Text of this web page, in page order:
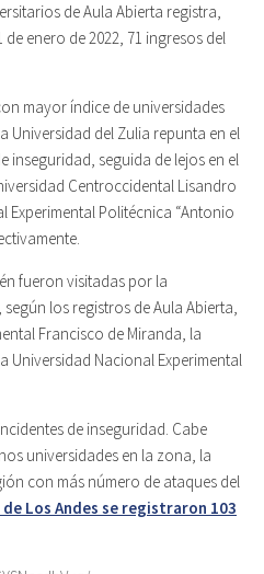
de Aula Abierta registra,
enero de 2022, 71 ingresos del
mayor índice de universidades
Universidad del Zulia repunta en el
inseguridad, seguida de lejos en el
Centroccidental Lisandro
Politécnica “Antonio
fueron visitadas por la
los registros de Aula Abierta,
Francisco de Miranda, la
Universidad Nacional Experimental
de inseguridad. Cabe
universidades en la zona, la
con más número de ataques del
Los Andes se registraron 103